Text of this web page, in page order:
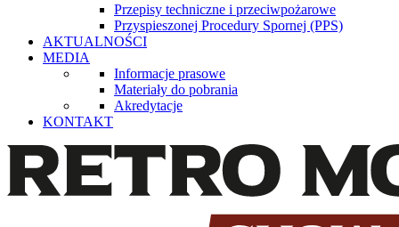
Przepisy techniczne i przeciwpożarowe
Przyspieszonej Procedury Spornej (PPS)
AKTUALNOŚCI
MEDIA
Informacje prasowe
Materiały do pobrania
Akredytacje
KONTAKT